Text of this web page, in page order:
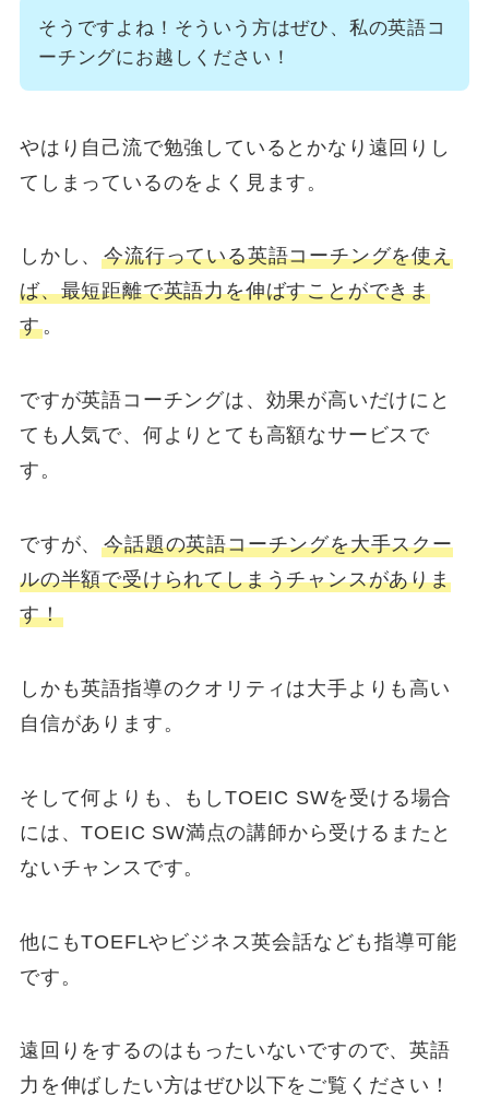
そうですよね！そういう方はぜひ、私の英語コ
ーチングにお越しください！
やはり自己流で勉強しているとかなり遠回りし
てしまっているのをよく見ます。
しかし、今流行っている英語コーチングを使え
ば、最短距離で英語力を伸ばすことができま
す。
ですが英語コーチングは、効果が高いだけにと
ても人気で、何よりとても高額なサービスで
す。
ですが、今話題の英語コーチングを大手スクー
ルの半額で受けられてしまうチャンスがありま
す！
しかも英語指導のクオリティは大手よりも高い
自信があります。
そして何よりも、もしTOEIC SWを受ける場合
には、TOEIC SW満点の講師から受けるまたと
ないチャンスです。
他にもTOEFLやビジネス英会話なども指導可能
です。
遠回りをするのはもったいないですので、英語
力を伸ばしたい方はぜひ以下をご覧ください！